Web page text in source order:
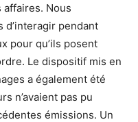
Nous
pendant
pour qu’ils posent
Le dispositif mis en
a également été
n’avaient pas pu
émissions. Un